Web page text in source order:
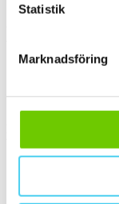
Statistik
Marknadsföring
Slät(2)